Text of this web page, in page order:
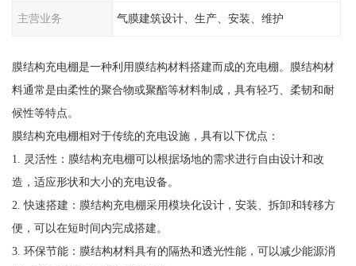
主营业务 气膜建筑设计、生产、安装、维护
膜结构充电棚是一种利用膜结构材料搭建而成的充电棚。膜结构材
料通常是由柔性的聚合物或聚酯等材料制成，具有轻巧、柔韧和耐
候性等特点。
膜结构充电棚相对于传统的充电设施，具有以下优点：
1. 灵活性：膜结构充电棚可以根据场地的需求进行自由设计和改
造，适应形状和大小的充电设备。
2. 快速搭建：膜结构充电棚采用模块化设计，安装、拆卸和转移方
便，可以在短时间内完成搭建。
3. 环保节能：膜结构材料具有的隔热和透光性能，可以减少能源消